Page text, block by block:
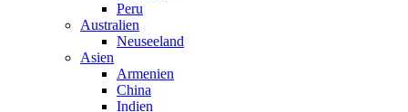
Peru
Australien
Neuseeland
Asien
Armenien
China
Indien